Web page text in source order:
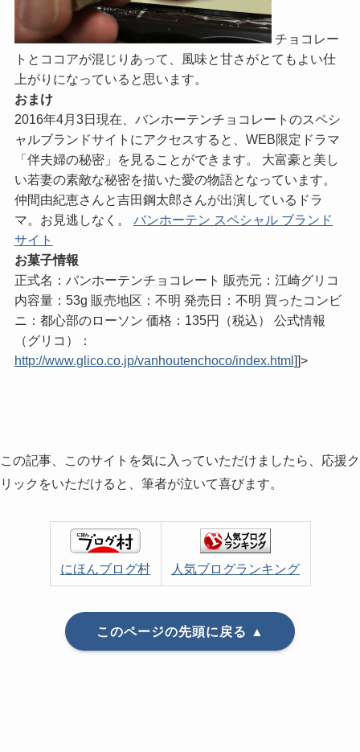
チョコレー
トとココアが混じりあって、風味と甘さがとてもよい仕
上がりになっていると思います。
おまけ
2016年4月3日現在、バンホーテンチョコレートのスペシ
ャルブランドサイトにアクセスすると、WEB限定ドラマ
「伴夫婦の秘密」を見ることができます。 大富豪と美し
い若妻の素敵な秘密を描いた愛の物語となっています。
仲間由紀恵さんと吉田鋼太郎さんが出演しているドラ
マ。お見逃しなく。 バンホーテン スペシャル ブランド
サイト
お菓子情報
正式名：バンホーテンチョコレート 販売元：江崎グリコ
内容量：53g 販売地区：不明 発売日：不明 買ったコンビ
ニ：都心部のローソン 価格：135円（税込） 公式情報
（グリコ）：
http://www.glico.co.jp/vanhoutenchoco/index.html]]>
この記事、このサイトを気に入っていただけましたら、応援ク
リックをいただけると、筆者が泣いて喜びます。
にほんブログ村 人気ブログランキング
このページの先頭に戻る ▲